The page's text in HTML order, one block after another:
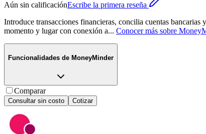
Aún sin calificaciónEscribe la primera reseña
Introduce transacciones financieras, concilia cuentas
momento y lugar con conexión a... Conocer más sobre
Funcionalidades de MoneyMinder
Comparar
Consultar sin costo Cotizar